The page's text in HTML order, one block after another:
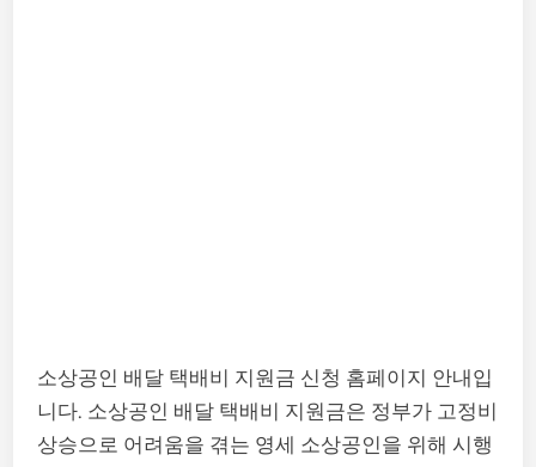
소상공인 배달 택배비 지원금 신청 홈페이지 안내입
니다. 소상공인 배달 택배비 지원금은 정부가 고정비
상승으로 어려움을 겪는 영세 소상공인을 위해 시행